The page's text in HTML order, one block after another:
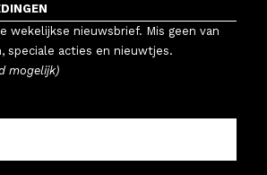
wekelijkse nieuwsbrief. Mis geen van
speciale acties en nieuwtjes.
mogelijk)